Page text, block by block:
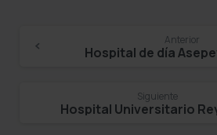
Continue
Reading
Anterior
Siguiente